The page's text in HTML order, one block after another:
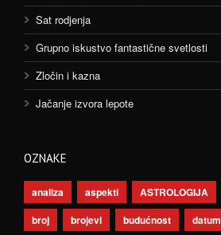
Sat rodjenja
Grupno iskustvo fantastične svetlosti
Zločin i kazna
Jačanje izvora lepote
OZNAKE
analiza aspekti ASTROLOGIJA
broj
brojevi budućnost datum